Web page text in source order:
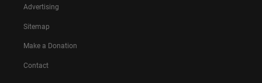
Advertising
Sitemap
Make a Donation
Contact